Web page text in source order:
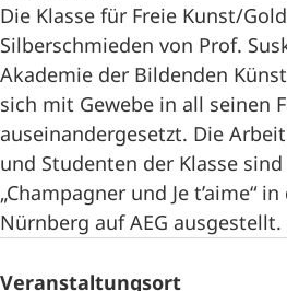
Die Klasse für Freie Kunst/
Silberschmieden von Prof.
Akademie der Bildenden
sich mit Gewebe in all seinen
auseinandergesetzt. Die
und Studenten der Klasse
„Champagner und Je t’aime“
Nürnberg auf AEG ausgestellt.
Veranstaltungsort